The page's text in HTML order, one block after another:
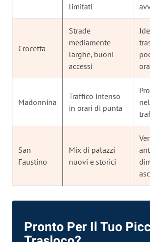
limitati
Crocetta
Strade
mediamente
larghe, buoni
accessi
Madonnina
Traffico intenso
in orari di punta
San
Faustino
Mix di palazzi
nuovi e storici
Pronto Per Il Tuo